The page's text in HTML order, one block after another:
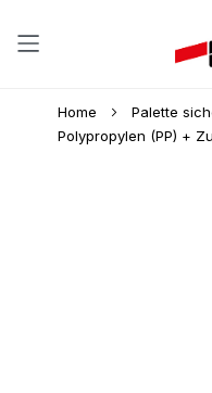
Home Palette
Polypropylen (PP) +